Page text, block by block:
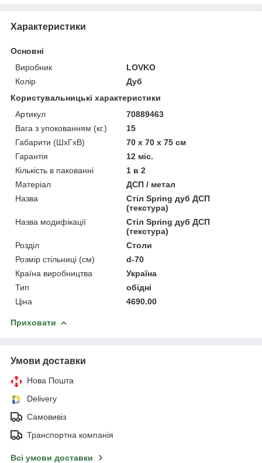
Характеристики
Основні
Виробник
LOVKO
Колір
Дуб
Користувальницькі характеристики
Артикул
70889463
Вага з упокованням (кг.)
15
Габарити (ШхГхВ)
70 х 70 х 75 см
Гарантія
12 міс.
Кількість в пакованні
1 в 2
Матеріал
ДСП / метал
Назва
Стіл Spring дуб ДСП
(текстура)
Назва модифікації
Стіл Spring дуб ДСП
(текстура)
Розділ
Столи
Розмір стільниці (см)
d-70
Країна виробництва
Україна
Тип
обідні
Ціна
4690.00
Приховати
Умови доставки
Нова Пошта
Delivery
Самовивіз
Транспортна компанія
Всі умови доставки